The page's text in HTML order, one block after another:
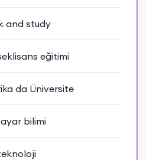
and study
eğitimi
da Üniversite
bilimi